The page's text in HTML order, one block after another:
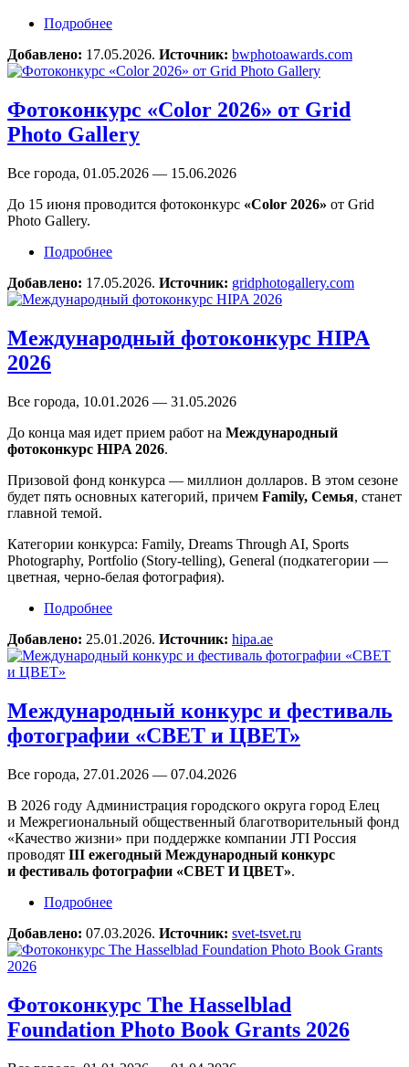
Подробнее
Добавлено: 17.05.2026. Источник: bwphotoawards.com
Фотоконкурс «Color 2026» от Grid
Photo Gallery
Все города, 01.05.2026 — 15.06.2026
До 15 июня проводится фотоконкурс «Color 2026» от Grid
Photo Gallery.
Подробнее
Добавлено: 17.05.2026. Источник: gridphotogallery.com
Международный фотоконкурс HIPA
2026
Все города, 10.01.2026 — 31.05.2026
До конца мая идет прием работ на Международный
фотоконкурс HIPA 2026.
Призовой фонд конкурса — миллион долларов. В этом сезоне
будет пять основных категорий, причем Family, Семья, станет
главной темой.
Категории конкурса: Family, Dreams Through AI, Sports
Photography, Portfolio (Story-telling), General (подкатегории —
цветная, черно-белая фотография).
Подробнее
Добавлено: 25.01.2026. Источник: hipa.ae
Международный конкурс и фестиваль
фотографии «СВЕТ и ЦВЕТ»
Все города, 27.01.2026 — 07.04.2026
В 2026 году Администрация городского округа город Елец
и Межрегиональный общественный благотворительный фонд
«Качество жизни» при поддержке компании JTI Россия
проводят III ежегодный Международный конкурс
и фестиваль фотографии «СВЕТ И ЦВЕТ».
Подробнее
Добавлено: 07.03.2026. Источник: svet-tsvet.ru
Фотоконкурс The Hasselblad
Foundation Photo Book Grants 2026